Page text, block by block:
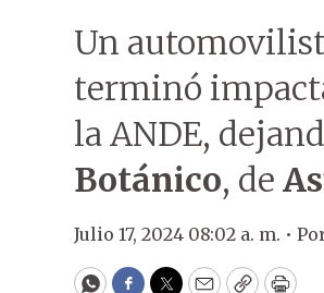
Un
terminó
la ANDE,
Botánico, de
Julio 17, 2024 08:02 a. m. •